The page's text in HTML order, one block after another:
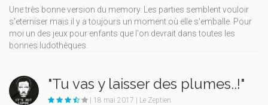
Une très bonne version du memory. Les parties semblent vouloir
s'eterniser mais il y a toujours un moment où elle s'emballe. Pour
moi un des jeux pour enfants que l'on devrait dans toutes les
bonnes ludothèques.
"Tu vas y laisser des plumes..!"
| 18 mai 2017 | Le Zeptien